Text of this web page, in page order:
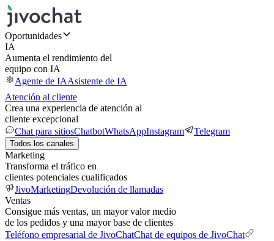
Oportunidades
IA
Aumenta el rendimiento del
equipo con IA
Agente de IAAsistente de IA
Atención al cliente
Crea una experiencia de atención al
cliente excepcional
Chat para sitiosChatbotWhatsAppInstagram Telegram
Todos los canales
Marketing
Transforma el tráfico en
clientes potenciales cualificados
JivoMarketingDevolución de llamadas
Ventas
Consigue más ventas, un mayor valor medio
de los pedidos y una mayor base de clientes
Teléfono empresarial de JivoChatChat de equipos de JivoChat